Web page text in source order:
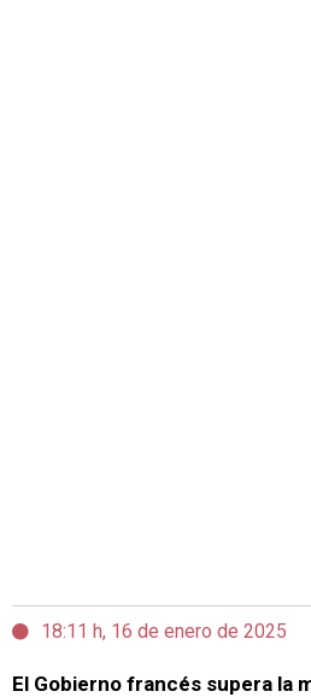
18:11 h, 16 de enero de 2025
El Gobierno francés supera la